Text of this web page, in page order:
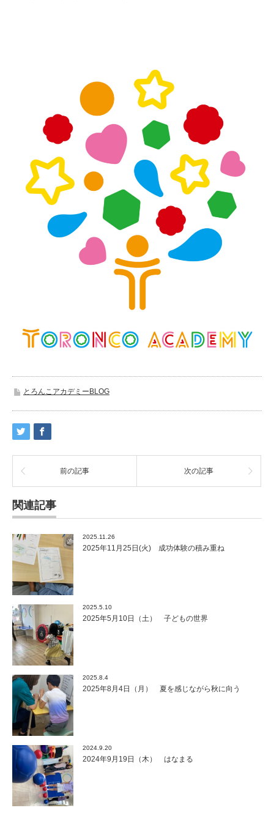
とろんこアカデミーBLOG
前の記事 次の記事
関連記事
2025.11.26
2025年11月25日(火) 成功体験の積み重ね
2025.5.10
2025年5月10日（土） 子どもの世界
2025.8.4
2025年8月4日（月） 夏を感じながら秋に向う
2024.9.20
2024年9月19日（木） はなまる